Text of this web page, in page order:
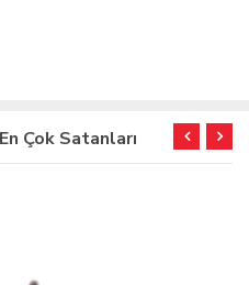
Çok Satanları